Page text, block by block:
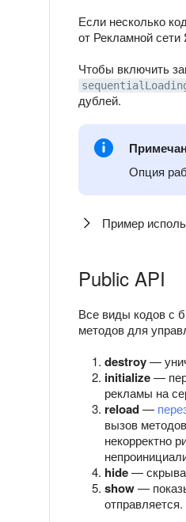
Если несколько
от Рекламной
Чтобы включить
дублей.
Опция
Пример
Public API
Все виды кодов с
методов для
destroy—
initialize—
рекламы на
reload—
вызов
некорректно
hide—
show—
отправляется.